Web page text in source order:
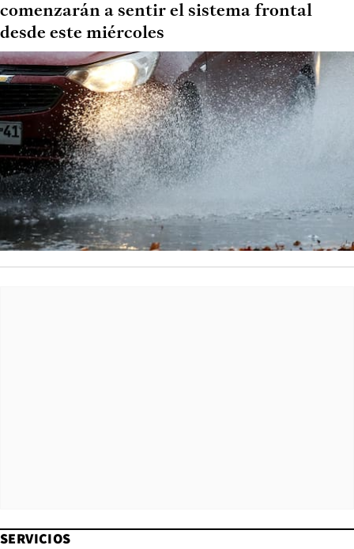
comenzarán a sentir el sistema frontal
desde este miércoles
SERVICIOS